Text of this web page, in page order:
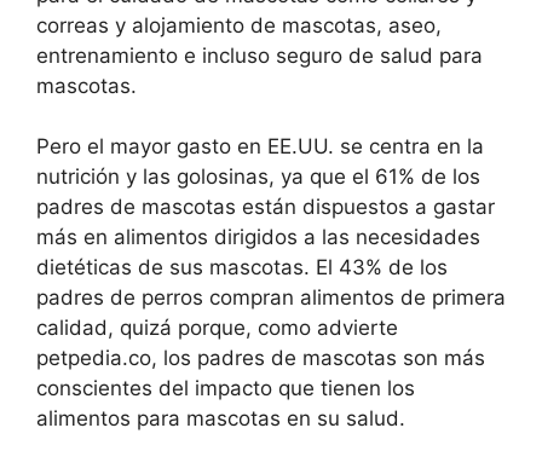
correas y alojamiento de mascotas, aseo,
entrenamiento e incluso seguro de salud para
mascotas.
Pero el mayor gasto en EE.UU. se centra en la
nutrición y las golosinas, ya que el 61% de los
padres de mascotas están dispuestos a gastar
más en alimentos dirigidos a las necesidades
dietéticas de sus mascotas. El 43% de los
padres de perros compran alimentos de primera
calidad, quizá porque, como advierte
petpedia.co, los padres de mascotas son más
conscientes del impacto que tienen los
alimentos para mascotas en su salud.